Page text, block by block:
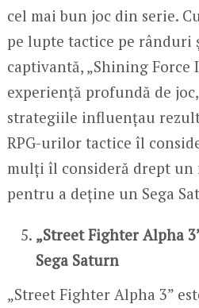
cel mai bun joc din serie.
pe lupte tactice pe rânduri
captivantă, „Shining Force
experiență profundă de
strategiile influențau
RPG-urilor tactice îl
mulți îl consideră drept
pentru a deține un Sega
„Street Fighter Alpha
Sega Saturn
„Street Fighter Alpha 3”